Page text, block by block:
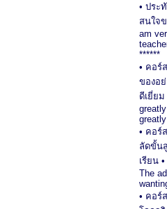
• ประ
สนใจ
am
******
• คอร์
ของอ
ดีเยี่ยม
• คอร์
ลัดขั้น
เรียน
The
• คอร์